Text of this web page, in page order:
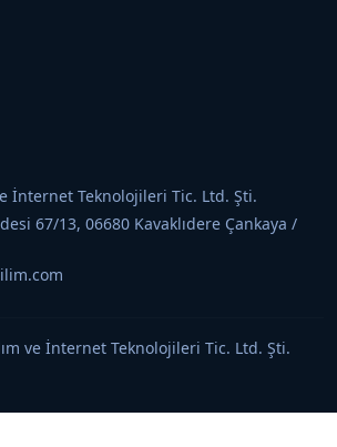
İnternet Teknolojileri Tic. Ltd. Şti.
67/13, 06680 Kavaklıdere Çankaya /
ve İnternet Teknolojileri Tic. Ltd. Şti.